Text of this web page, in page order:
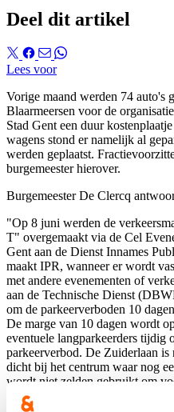
Deel dit artikel
Lees voor
Vorige maand werden 74 auto's
Blaarmeersen voor de
Stad Gent een duur
wagens stond er namelijk al
werden geplaatst.
burgemeester hierover.
Burgemeester De Clercq
"Op 8 juni werden de
T" overgemaakt via de Cel
Gent aan de Dienst Innames
maakt IPR, wanneer er wordt
met andere evenementen of
aan de Technische Dienst
om de parkeerverboden 10
De marge van 10 dagen wordt
eventuele langparkeerders tijdig
parkeerverbod. De Zuiderlaan is
dicht bij het centrum waar nog
wordt niet zelden gebruikt om
parkeren.